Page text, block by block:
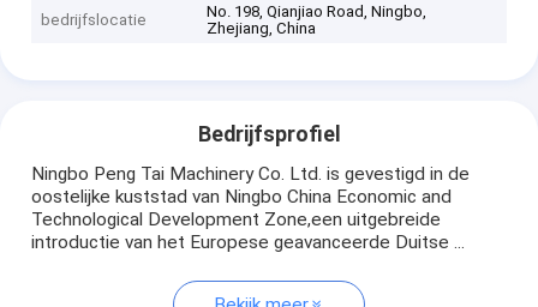
bedrijfslocatie
No. 198, Qianjiao Road, Ningbo,
Zhejiang, China
Bedrijfsprofiel
Ningbo Peng Tai Machinery Co. Ltd. is gevestigd in de
oostelijke kuststad van Ningbo China Economic and
Technological Development Zone,een uitgebreide
introductie van het Europese geavanceerde Duitse ...